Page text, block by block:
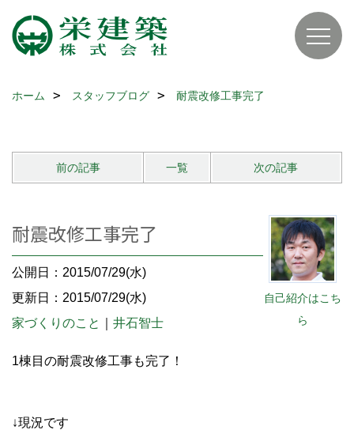
ホーム スタッフブログ 耐震改修工事完了
前の記事 一覧 次の記事
自己紹介はこち
ら
耐震改修工事完了
公開日：2015/07/29(水)
更新日：2015/07/29(水)
家づくりのこと
井石智士
1棟目の耐震改修工事も完了！
↓現況です